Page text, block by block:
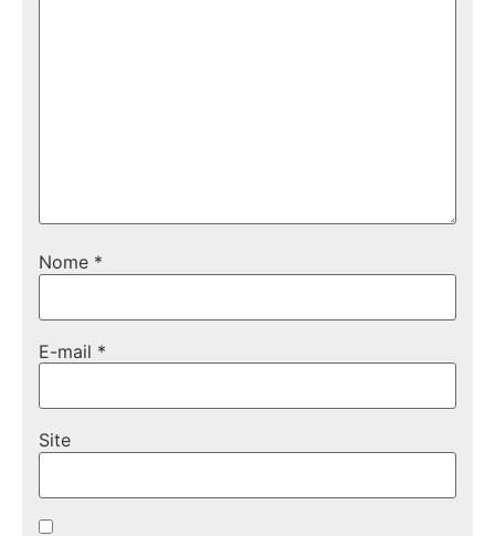
Nome *
E-mail *
Site